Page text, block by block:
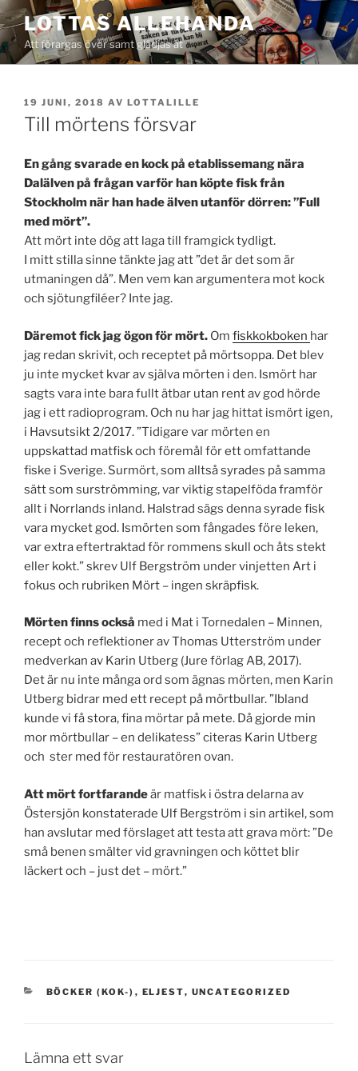
Hoppa
till
innehåll
LOTTAS ALLEHANDA
Att förargas över samt glädjas åt
PUBLICERAT
19 JUNI, 2018 AV LOTTALILLE
Till mörtens försvar
En gång svarade en kock på etablissemang nära
Dalälven på frågan varför han köpte fisk från
Stockholm när han hade älven utanför dörren: ”Full
med mört”.
Att mört inte dög att laga till framgick tydligt.
I mitt stilla sinne tänkte jag att ”det är det som är
utmaningen då”. Men vem kan argumentera mot kock
och sjötungfiléer? Inte jag.
Däremot fick jag ögon för mört. Om fiskkokboken har
jag redan skrivit, och receptet på mörtsoppa. Det blev
ju inte mycket kvar av själva mörten i den. Ismört har
sagts vara inte bara fullt ätbar utan rent av god hörde
jag i ett radioprogram. Och nu har jag hittat ismört igen,
i Havsutsikt 2/2017. ”Tidigare var mörten en
uppskattad matfisk och föremål för ett omfattande
fiske i Sverige. Surmört, som alltså syrades på samma
sätt som surströmming, var viktig stapelföda framför
allt i Norrlands inland. Halstrad sägs denna syrade fisk
vara mycket god. Ismörten som fångades före leken,
var extra eftertraktad för rommens skull och åts stekt
eller kokt.” skrev Ulf Bergström under vinjetten Art i
fokus och rubriken Mört – ingen skräpfisk.
Mörten finns också med i Mat i Tornedalen – Minnen,
recept och reflektioner av Thomas Utterström under
medverkan av Karin Utberg (Jure förlag AB, 2017).
Det är nu inte många ord som ägnas mörten, men Karin
Utberg bidrar med ett recept på mörtbullar. ”Ibland
kunde vi få stora, fina mörtar på mete. Då gjorde min
mor mörtbullar – en delikatess” citeras Karin Utberg
och ster med för restauratören ovan.
Att mört fortfarandeär matfisk i östra delarna av
Östersjön konstaterade Ulf Bergström i sin artikel, som
han avslutar med förslaget att testa att grava mört: ”De
små benen smälter vid gravningen och köttet blir
läckert och – just det – mört.”
KATEGORIER
BÖCKER (KOK-) , ELJEST, UNCATEGORIZED
Lämna ett svar